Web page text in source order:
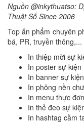
Nguồn @inkythuatso:
Thuật Số Since 2006
Top ấn phẩm chuyên
bá, PR, truyền thông,...
In thiệp mời sự
In poster sự kiện
In banner sự kiện
In phông nền
In menu thực
In thẻ đeo sự
In hashtag cầm